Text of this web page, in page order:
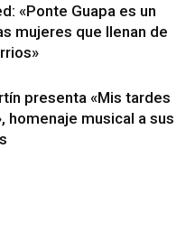
«Ponte Guapa es un
mujeres que llenan de
presenta «Mis tardes
homenaje musical a sus